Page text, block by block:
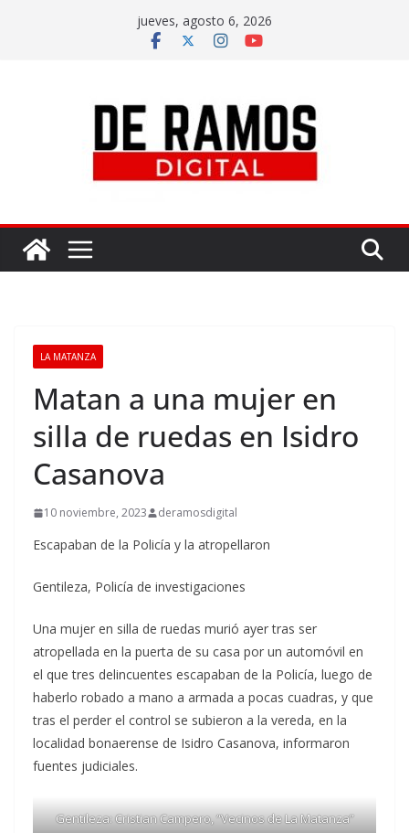
jueves, agosto 6, 2026
LA MATANZA
Matan a una mujer en
silla de ruedas en Isidro
Casanova
10 noviembre, 2023 deramosdigital
Escapaban de la Policía y la atropellaron
Gentileza, Policía de investigaciones
Una mujer en silla de ruedas murió ayer tras ser
atropellada en la puerta de su casa por un automóvil en
el que tres delincuentes escapaban de la Policía, luego de
haberlo robado a mano a armada a pocas cuadras, y que
tras el perder el control se subieron a la vereda, en la
localidad bonaerense de Isidro Casanova, informaron
fuentes judiciales.
Gentileza: Cristian Campero, “Vecinos de La Matanza”